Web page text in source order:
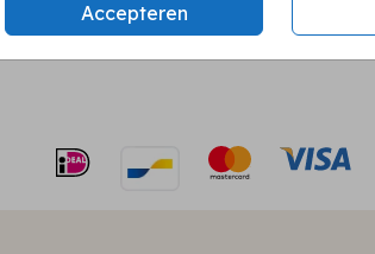
Accepteren